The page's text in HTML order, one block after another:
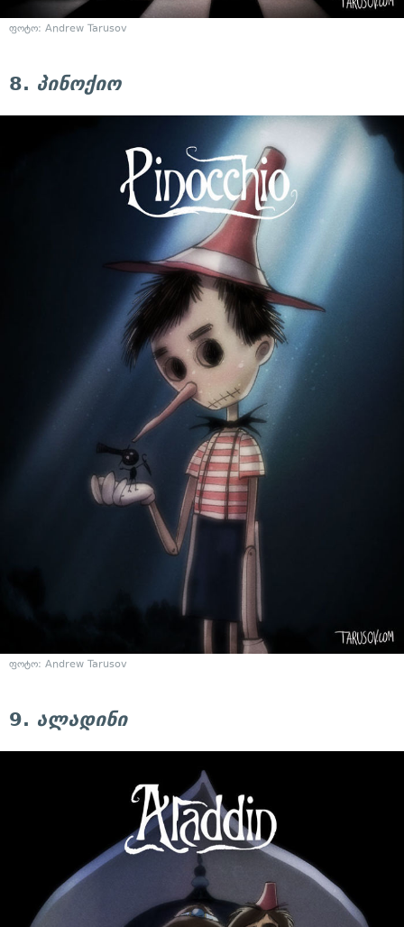
ფოტო: Andrew Tarusov
8. პინოქიო
ფოტო: Andrew Tarusov
9. ალადინი